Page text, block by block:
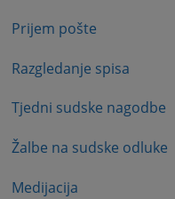
Prijem pošte
Razgledanje spisa
Tjedni sudske nagodbe
Žalbe na sudske odluke
Medijacija